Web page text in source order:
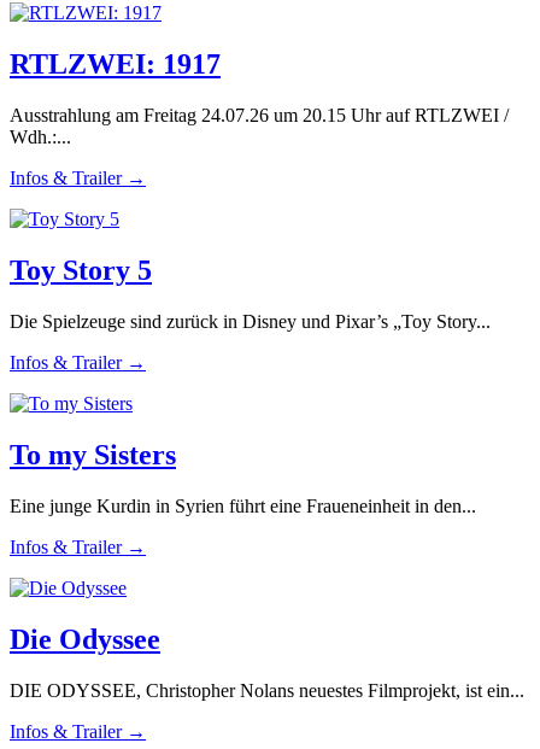
RTLZWEI: 1917
Ausstrahlung am Freitag 24.07.26 um 20.15 Uhr auf RTLZWEI /
Wdh.:...
Infos & Trailer →
Toy Story 5
Die Spielzeuge sind zurück in Disney und Pixar’s „Toy Story...
Infos & Trailer →
To my Sisters
Eine junge Kurdin in Syrien führt eine Fraueneinheit in den...
Infos & Trailer →
Die Odyssee
DIE ODYSSEE, Christopher Nolans neuestes Filmprojekt, ist ein...
Infos & Trailer →